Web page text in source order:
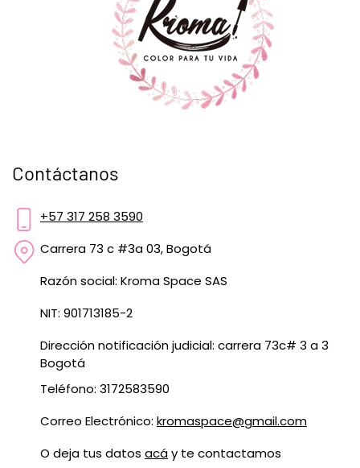
Contáctanos
+57 317 258 3590
Carrera 73 c #3a 03, Bogotá
Razón social: Kroma Space SAS
NIT: 901713185-2
Dirección notificación judicial: carrera 73c# 3 a 3
Bogotá
Teléfono: 3172583590
Correo Electrónico: kromaspace@gmail.com
O deja tus datos acáy te contactamos